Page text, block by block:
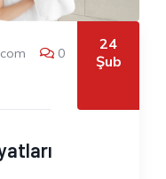
0
24
Şub